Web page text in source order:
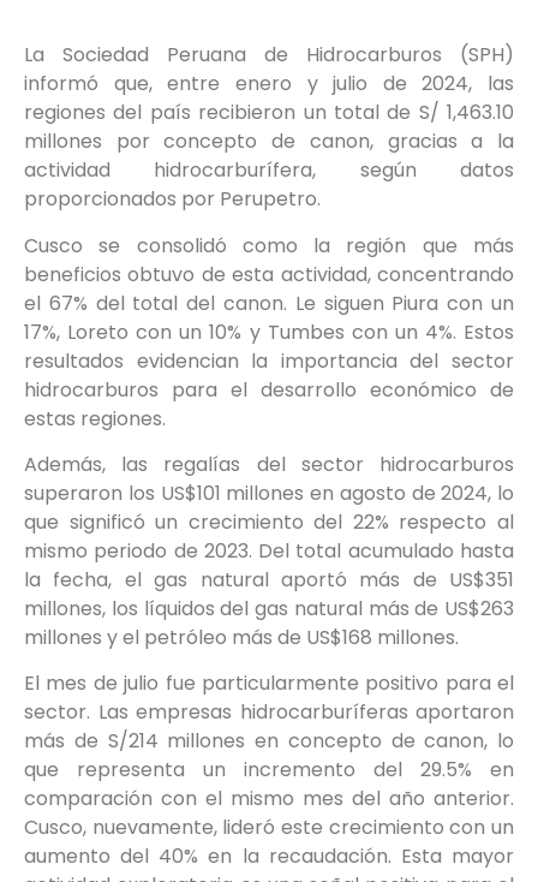
La Sociedad Peruana de Hidrocarburos (SPH)
informó que, entre enero y julio de 2024, las
regiones del país recibieron un total de S/ 1,463.10
millones por concepto de canon, gracias a la
actividad hidrocarburífera, según datos
proporcionados por Perupetro.
Cusco se consolidó como la región que más
beneficios obtuvo de esta actividad, concentrando
el 67% del total del canon. Le siguen Piura con un
17%, Loreto con un 10% y Tumbes con un 4%. Estos
resultados evidencian la importancia del sector
hidrocarburos para el desarrollo económico de
estas regiones.
Además, las regalías del sector hidrocarburos
superaron los US$101 millones en agosto de 2024, lo
que significó un crecimiento del 22% respecto al
mismo periodo de 2023. Del total acumulado hasta
la fecha, el gas natural aportó más de US$351
millones, los líquidos del gas natural más de US$263
millones y el petróleo más de US$168 millones.
El mes de julio fue particularmente positivo para el
sector. Las empresas hidrocarburíferas aportaron
más de S/214 millones en concepto de canon, lo
que representa un incremento del 29.5% en
comparación con el mismo mes del año anterior.
Cusco, nuevamente, lideró este crecimiento con un
aumento del 40% en la recaudación. Esta mayor